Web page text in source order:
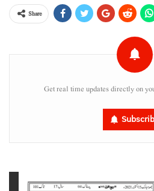
Share
Get real time updates directly on